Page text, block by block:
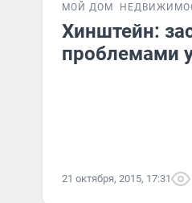
МОЙ ДОМ
Хинштейн:
проблемами
21 октября, 2015, 17:31